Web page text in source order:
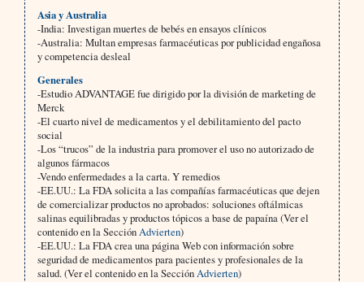
Asia y Australia
-India: Investigan muertes de bebés en ensayos clínicos
-Australia: Multan empresas farmacéuticas por publicidad engañosa
y competencia desleal
Generales
-Estudio ADVANTAGE fue dirigido por la división de marketing de
Merck
-El cuarto nivel de medicamentos y el debilitamiento del pacto
social
-Los “trucos” de la industria para promover el uso no autorizado de
algunos fármacos
-Vendo enfermedades a la carta. Y remedios
-EE.UU.: La FDA solicita a las compañías farmacéuticas que dejen
de comercializar productos no aprobados: soluciones oftálmicas
salinas equilibradas y productos tópicos a base de papaína (Ver el
contenido en la SecciónAdvierten)
-EE.UU.: La FDA crea una página Web con información sobre
seguridad de medicamentos para pacientes y profesionales de la
salud. (Ver el contenido en la SecciónAdvierten)